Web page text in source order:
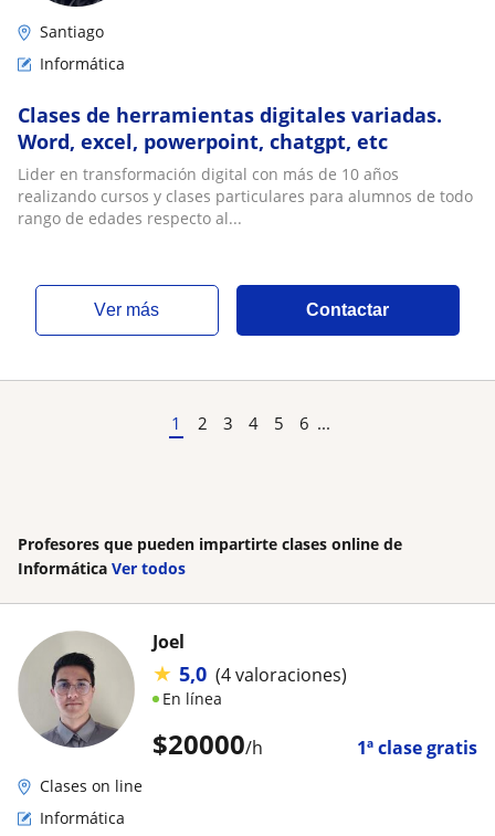
Santiago
Informática
Clases de herramientas digitales variadas.
Word, excel, powerpoint, chatgpt, etc
Lider en transformación digital con más de 10 años
realizando cursos y clases particulares para alumnos de todo
rango de edades respecto al...
ver más Contactar
1 2 3 4 5 6 ...
Profesores que pueden impartirte clases online de
Informática Ver todos
$20000/h 1ª clase gratis
Joel
★ 5,0 (4 valoraciones)
En línea
Clases on line
Informática